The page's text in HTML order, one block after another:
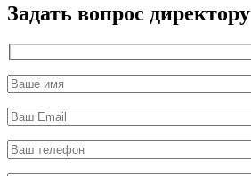
Задать вопрос директору